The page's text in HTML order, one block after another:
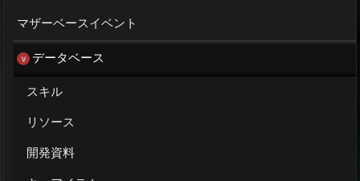
マザーベースイベント
データベース
スキル
リソース
開発資料